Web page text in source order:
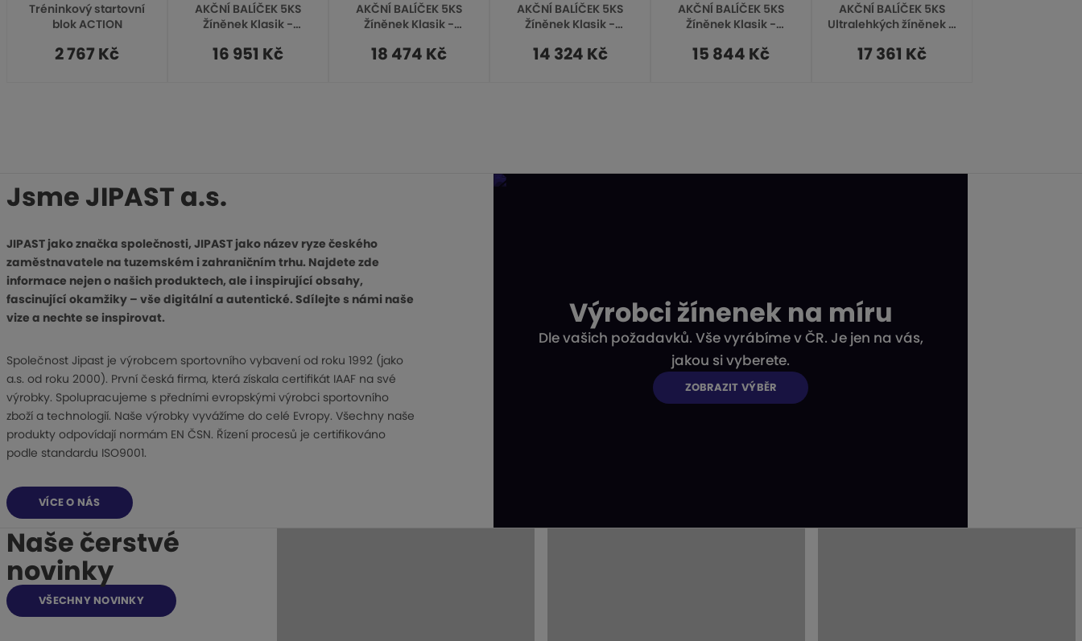
Tréninkový startovní
blok ACTION
2 767 Kč
AKČNÍ BALÍČEK 5KS
Žíněnek Klasik -
RE 120 - bez kožených
16 951 Kč
AKČNÍ BALÍČEK 5KS
Žíněnek Klasik -
RE 120 - vč. kožených
18 474 Kč
AKČNÍ BALÍČEK 5KS
Žíněnek Klasik -
RE 80 - bez kožených
14 324 Kč
AKČNÍ BALÍČEK 5KS
Žíněnek Klasik -
RE 80 - vč. kožených
15 844 Kč
AKČNÍ BALÍČEK 5KS
Ultralehkých žíněnek A
cm - bez suchých zipů
17 361 Kč
Jsme JIPAST a.s.
JIPAST jako značka společnosti, JIPAST jako název ryze českého
zaměstnavatele na tuzemském i zahraničním trhu. Najdete zde
informace nejen o našich produktech, ale i inspirující obsahy,
fascinující okamžiky – vše digitální a autentické. Sdílejte s námi naše
vize a nechte se inspirovat.
Společnost Jipast je výrobcem sportovního vybavení od roku 1992 (jako
a.s. od roku 2000). První česká firma, která získala certifikát IAAF na své
výrobky. Spolupracujeme s předními evropskými výrobci sportovního
zboží a technologií. Naše výrobky vyvážíme do celé Evropy. Všechny naše
produkty odpovídají normám EN ČSN. Řízení procesů je certifikováno
podle standardu ISO9001.
VÍCE O NÁS
Výrobci žínenek na míru
Dle vašich požadavků. Vše vyrábíme v ČR. Je jen na vás,
jakou si vyberete.
ZOBRAZIT VÝBĚR
Naše čerstvé
novinky
VŠECHNY NOVINKY